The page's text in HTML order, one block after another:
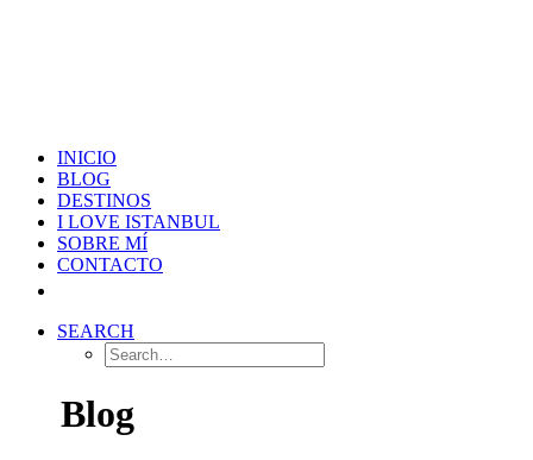
INICIO
BLOG
DESTINOS
I LOVE ISTANBUL
SOBRE MÍ
CONTACTO
SEARCH
Blog